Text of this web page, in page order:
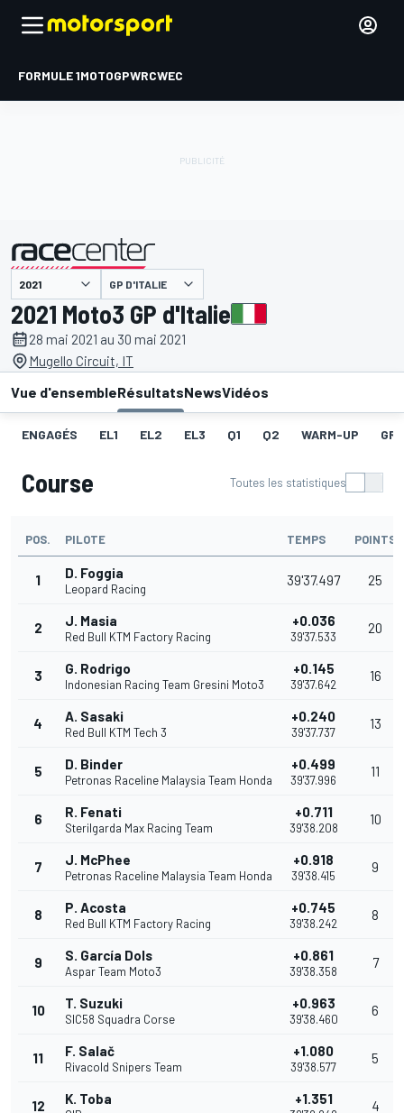
FORMULE 1MOTOGPWRCWEC
présenté par GP D'ITALIE
2021 Moto3 GP d'Italie
28 mai 2021 au 30 mai 2021
Mugello Circuit, IT
Vue d'ensembleRésultatsNewsVidéos
ENGAGÉS EL1 EL2 EL3 Q1 Q2 WARM-UP
Course Toutes les statistiques
POS. PILOTE TEMPS POINTS
1 D. Foggia
Leopard Racing
39'37.497 25
2 J. Masia
Red Bull KTM Factory Racing
+0.036
39'37.533
20
3 G. Rodrigo
Indonesian Racing Team Gresini Moto3
+0.145
39'37.642
16
4 A. Sasaki
Red Bull KTM Tech 3
+0.240
39'37.737
13
5 D. Binder
Petronas Raceline Malaysia Team Honda
+0.499
39'37.996
11
6 R. Fenati
Sterilgarda Max Racing Team
+0.711
39'38.208
10
7 J. McPhee
Petronas Raceline Malaysia Team Honda
+0.918
39'38.415
9
8 P. Acosta
Red Bull KTM Factory Racing
+0.745
39'38.242
8
9 S. García Dols
Aspar Team Moto3
+0.861
39'38.358
7
10 T. Suzuki
SIC58 Squadra Corse
+0.963
39'38.460
6
11 F. Salač
Rivacold Snipers Team
+1.080
39'38.577
5
12 K. Toba +1.351 4